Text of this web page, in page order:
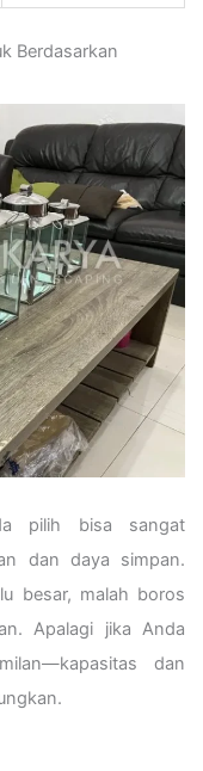
Berdasarkan
pilih bisa sangat
dan daya simpan.
besar, malah boros
Apalagi jika Anda
dan